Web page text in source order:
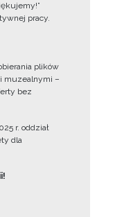
pracy.
plików
muzealnymi –
bez
r. oddział
dla